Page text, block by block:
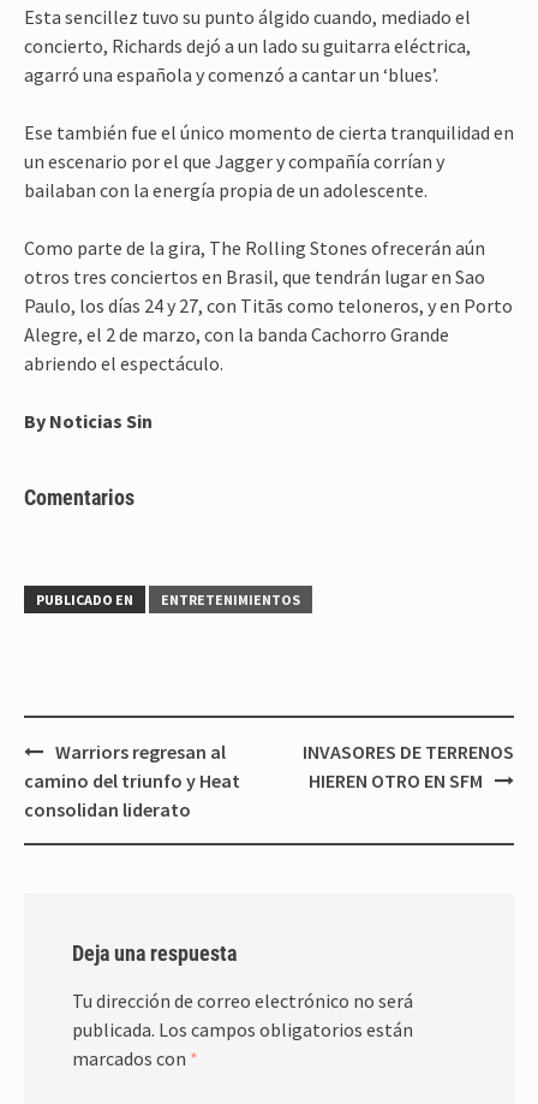
Esta sencillez tuvo su punto álgido cuando, mediado el
concierto, Richards dejó a un lado su guitarra eléctrica,
agarró una española y comenzó a cantar un ‘blues’.
Ese también fue el único momento de cierta tranquilidad en
un escenario por el que Jagger y compañía corrían y
bailaban con la energía propia de un adolescente.
Como parte de la gira, The Rolling Stones ofrecerán aún
otros tres conciertos en Brasil, que tendrán lugar en Sao
Paulo, los días 24 y 27, con Titãs como teloneros, y en Porto
Alegre, el 2 de marzo, con la banda Cachorro Grande
abriendo el espectáculo.
By Noticias Sin
Comentarios
PUBLICADO EN ENTRETENIMIENTOS
Navegación
de
entradas
Warriors regresan al
camino del triunfo y Heat
consolidan liderato
INVASORES DE TERRENOS
HIEREN OTRO EN SFM
Deja una respuesta
Tu dirección de correo electrónico no será
publicada. Los campos obligatorios están
marcados con *